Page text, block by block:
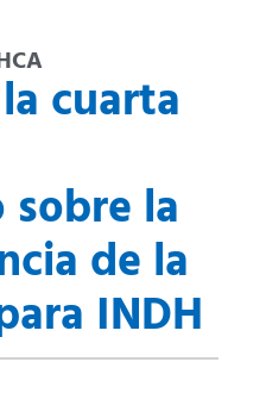
cuarta
la
de la
INDH